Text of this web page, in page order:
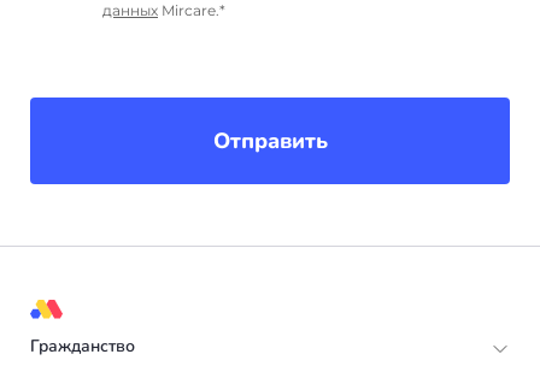
данных Mircare.*
Отправить
Гражданство